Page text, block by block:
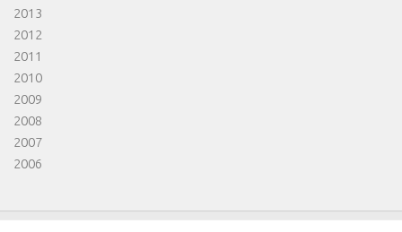
2013
2012
2011
2010
2009
2008
2007
2006